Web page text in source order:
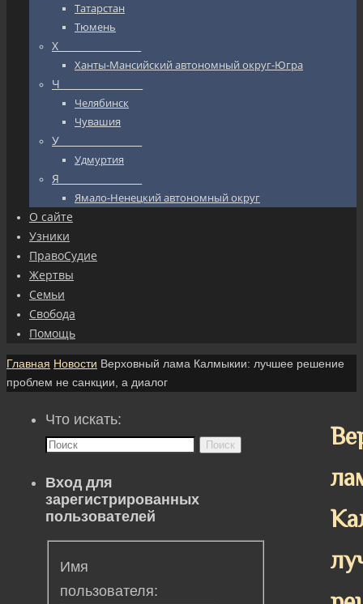
Татарстан
Тюмень
Х_________________
Ханты-Мансийский автономный округ-Югра
Ч_________________
Челябинск
Чувашия
У_________________
Удмуртия
Я_________________
Ямало-Ненецкий автономный округ
О сайте
Узники
ПравоСудие
Жертвы
Семьи
Свобода
Помощь
Главная Новости Верховный лама Калмыкии: лучшее решение
проблем не санкции, а диалог
Что искать:
Поиск
Вход для
зарегистрированных
пользователей
Имя
пользователя: